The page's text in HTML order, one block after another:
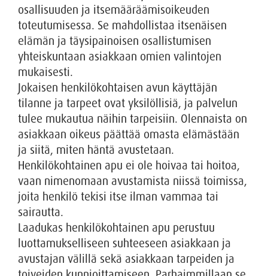
osallisuuden ja itsemääräämisoikeuden
toteutumisessa. Se mahdollistaa itsenäisen
elämän ja täysipainoisen osallistumisen
yhteiskuntaan asiakkaan omien valintojen
mukaisesti.
Jokaisen henkilökohtaisen avun käyttäjän
tilanne ja tarpeet ovat yksilöllisiä, ja palvelun
tulee mukautua näihin tarpeisiin. Olennaista on
asiakkaan oikeus päättää omasta elämästään
ja siitä, miten häntä avustetaan.
Henkilökohtainen apu ei ole hoivaa tai hoitoa,
vaan nimenomaan avustamista niissä toimissa,
joita henkilö tekisi itse ilman vammaa tai
sairautta.
Laadukas henkilökohtainen apu perustuu
luottamukselliseen suhteeseen asiakkaan ja
avustajan välillä sekä asiakkaan tarpeiden ja